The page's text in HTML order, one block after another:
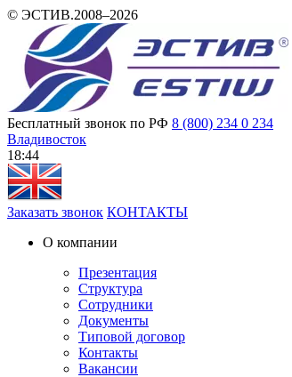
© ЭСТИВ.2008–2026
Бесплатный звонок по РФ 8 (800) 234 0 234
Владивосток
18:44
Заказать звонок КОНТАКТЫ
О компании
Презентация
Структура
Сотрудники
Документы
Типовой договор
Контакты
Вакансии